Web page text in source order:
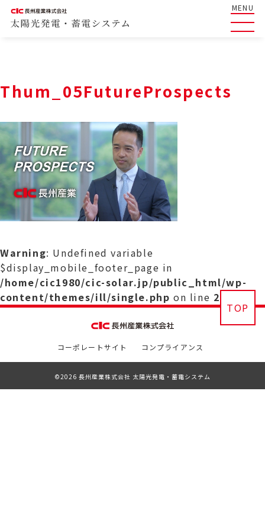
MENU
Thum_05FutureProspects
Warning: Undefined variable
$display_mobile_footer_page in
/home/cic1980/cic-solar.jp/public_html/wp-
content/themes/ill/single.php on line 29
TOP
コーポレートサイト コンプライアンス
©2026 長州産業株式会社 太陽光発電・蓄電システム